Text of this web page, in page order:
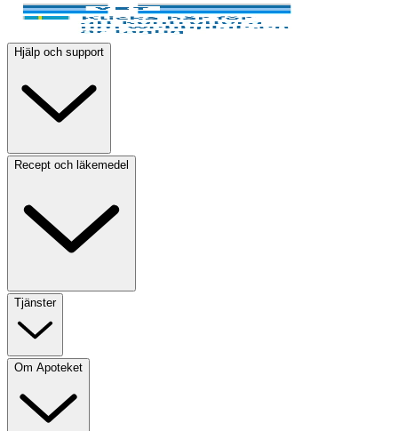
Hjälp och support
Recept och läkemedel
Tjänster
Om Apoteket